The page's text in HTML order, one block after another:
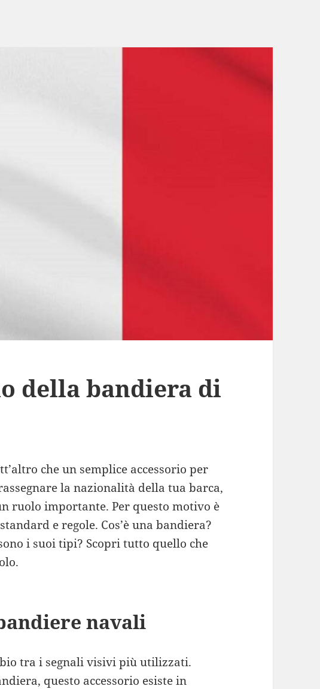
della bandiera di
che un semplice accessorio per
la nazionalità della tua barca,
ruolo importante. Per questo motivo è
e regole. Cos’è una bandiera?
i suoi tipi? Scopri tutto quello che
navali
tra i segnali visivi più utilizzati.
questo accessorio esiste in